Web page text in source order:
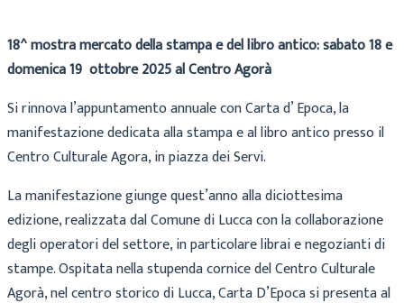
18^ mostra mercato della stampa e del libro antico: sabato 18 e
domenica 19 ottobre 2025 al Centro Agorà
Si rinnova l’appuntamento annuale con Carta d’ Epoca, la
manifestazione dedicata alla stampa e al libro antico presso il
Centro Culturale Agora, in piazza dei Servi.
La manifestazione giunge quest’anno alla diciottesima
edizione, realizzata dal Comune di Lucca con la collaborazione
degli operatori del settore, in particolare librai e negozianti di
stampe. Ospitata nella stupenda cornice del Centro Culturale
Agorà, nel centro storico di Lucca, Carta D’Epoca si presenta al